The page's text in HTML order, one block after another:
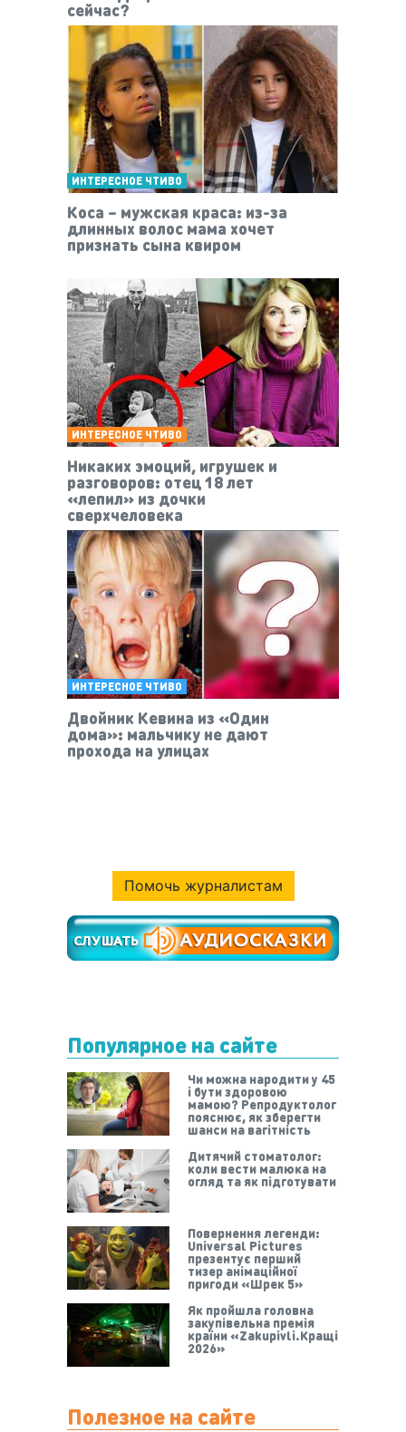
сейчас?
ИНТЕРЕСНОЕ ЧТИВО
Коса – мужская краса: из-за
длинных волос мама хочет
признать сына квиром
ИНТЕРЕСНОЕ ЧТИВО
Никаких эмоций, игрушек и
разговоров: отец 18 лет
«лепил» из дочки
сверхчеловека
ИНТЕРЕСНОЕ ЧТИВО
Двойник Кевина из «Один
дома»: мальчику не дают
прохода на улицах
Помочь журналистам
Популярное на сайте
Чи можна народити у 45
і бути здоровою
мамою? Репродуктолог
пояснює, як зберегти
шанси на вагітність
Дитячий стоматолог:
коли вести малюка на
огляд та як підготувати
Повернення легенди:
Universal Pictures
презентує перший
тизер анімаційної
пригоди «Шрек 5»
Як пройшла головна
закупівельна премія
країни «Zakupivli.Кращі
2026»
Полезное на сайте